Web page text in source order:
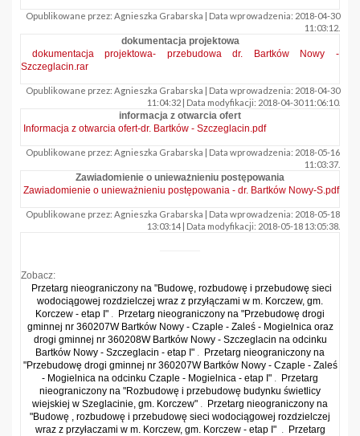
Opublikowane przez: Agnieszka Grabarska | Data wprowadzenia: 2018-04-30
11:03:12.
dokumentacja projektowa
dokumentacja projektowa- przebudowa dr. Bartków Nowy -
Szczeglacin.rar
Opublikowane przez: Agnieszka Grabarska | Data wprowadzenia: 2018-04-30
11:04:32 | Data modyfikacji: 2018-04-30 11:06:10.
informacja z otwarcia ofert
Informacja z otwarcia ofert-dr. Bartków - Szczeglacin.pdf
Opublikowane przez: Agnieszka Grabarska | Data wprowadzenia: 2018-05-16
11:03:37.
Zawiadomienie o unieważnieniu postępowania
Zawiadomienie o unieważnieniu postępowania - dr. Bartków Nowy-S.pdf
Opublikowane przez: Agnieszka Grabarska | Data wprowadzenia: 2018-05-18
13:03:14 | Data modyfikacji: 2018-05-18 13:05:38.
Zobacz:
Przetarg nieograniczony na "Budowę, rozbudowę i przebudowę sieci
wodociągowej rozdzielczej wraz z przyłączami w m. Korczew, gm.
Korczew - etap I" . Przetarg nieograniczony na "Przebudowę drogi
gminnej nr 360207W Bartków Nowy - Czaple - Zaleś - Mogielnica oraz
drogi gminnej nr 360208W Bartków Nowy - Szczeglacin na odcinku
Bartków Nowy - Szczeglacin - etap I" . Przetarg nieograniczony na
"Przebudowę drogi gminnej nr 360207W Bartków Nowy - Czaple - Zaleś
- Mogielnica na odcinku Czaple - Mogielnica - etap I" . Przetarg
nieograniczony na "Rozbudowę i przebudowę budynku świetlicy
wiejskiej w Szeglacinie, gm. Korczew" . Przetarg nieograniczony na
"Budowę , rozbudowę i przebudowę sieci wodociągowej rozdzielczej
wraz z przyłaczami w m. Korczew, gm. Korczew - etap I" . Przetarg